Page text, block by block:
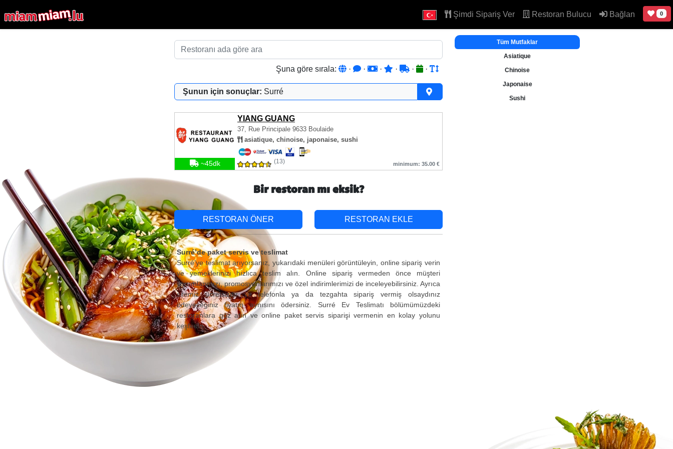
Şimdi Sipariş Ver Restoran Bulucu Bağlan 0
Şuna göre sırala: · · · · · ·
Şunun için sonuçlar: Surré
YIANG GUANG
37, Rue Principale 9633 Boulaide
asiatique, chinoise, japonaise, sushi
~45dk (13) minimum: 35.00 €
Tüm Mutfaklar
Asiatique
Chinoise
Japonaise
Sushi
Bir restoran mı eksik?
RESTORAN ÖNER RESTORAN EKLE
Surré’de paket servis ve teslimat
Surré’ye teslimat arıyorsanız, yukarıdaki menüleri görüntüleyin, online sipariş verin
ve yemeklerinizi hızlıca teslim alın. Online sipariş vermeden önce müşteri
yorumlarımızı, promosyonlarımızı ve özel indirimlerimizi de inceleyebilirsiniz. Ayrıca
sitemiz ücretsizdir ve telefonla ya da tezgahta sipariş vermiş olsaydınız
ödeyeceğiniz fiyatın aynısını ödersiniz. Surré Ev Teslimatı bölümümüzdeki
restoranlara göz atın ve online paket servis siparişi vermenin en kolay yolunu
keşfedin.